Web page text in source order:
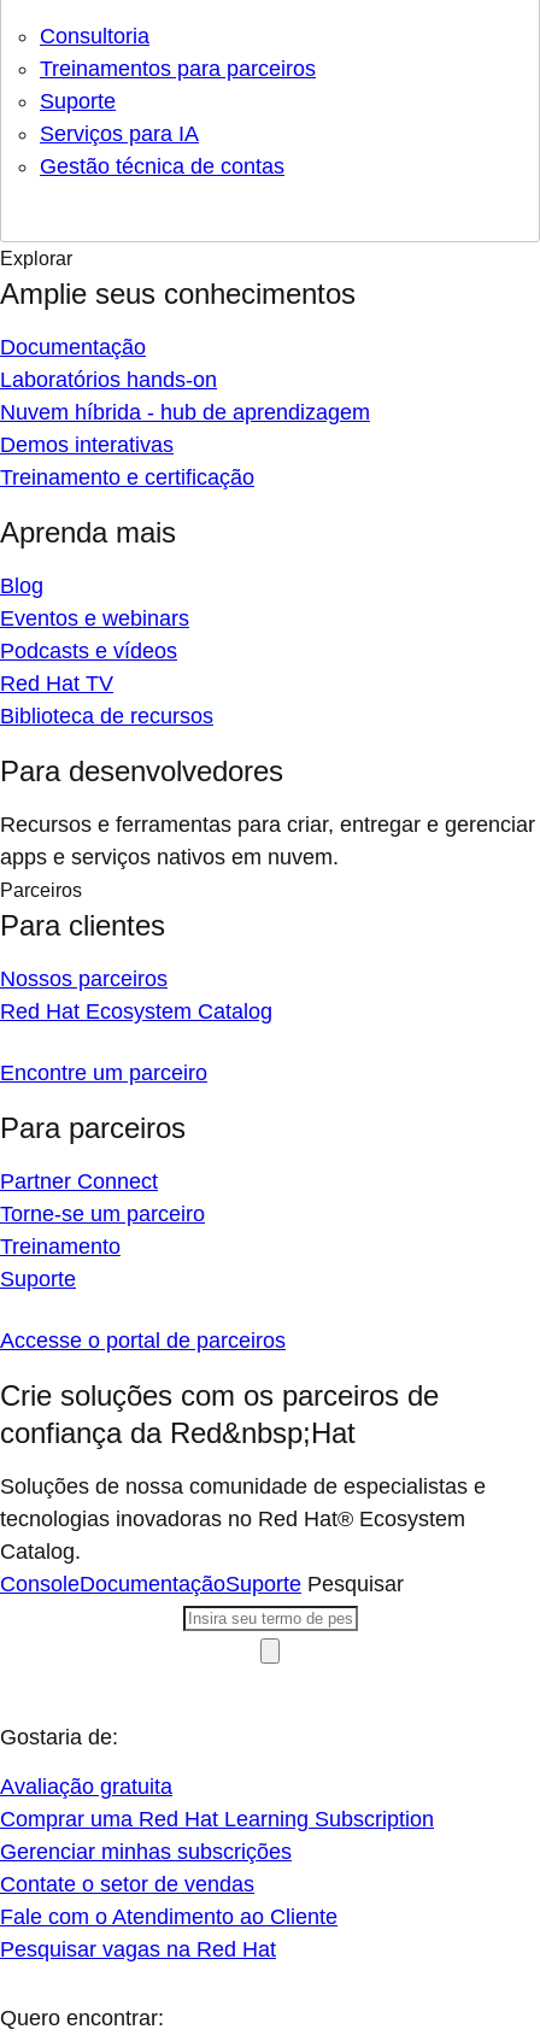
Consultoria
Treinamentos para parceiros
Suporte
Serviços para IA
Gestão técnica de contas
Explorar
Amplie seus conhecimentos
Documentação
Laboratórios hands-on
Nuvem híbrida - hub de aprendizagem
Demos interativas
Treinamento e certificação
Aprenda mais
Blog
Eventos e webinars
Podcasts e vídeos
Red Hat TV
Biblioteca de recursos
Para desenvolvedores
Recursos e ferramentas para criar, entregar e gerenciar
apps e serviços nativos em nuvem.
Parceiros
Para clientes
Nossos parceiros
Red Hat Ecosystem Catalog
Encontre um parceiro
Para parceiros
Partner Connect
Torne-se um parceiro
Treinamento
Suporte
Accesse o portal de parceiros
Crie soluções com os parceiros de
confiança da Red&nbsp;Hat
Soluções de nossa comunidade de especialistas e
tecnologias inovadoras no Red Hat® Ecosystem
Catalog.
ConsoleDocumentaçãoSuporte Pesquisar
Gostaria de:
Avaliação gratuita
Comprar uma Red Hat Learning Subscription
Gerenciar minhas subscrições
Contate o setor de vendas
Fale com o Atendimento ao Cliente
Pesquisar vagas na Red Hat
Quero encontrar: